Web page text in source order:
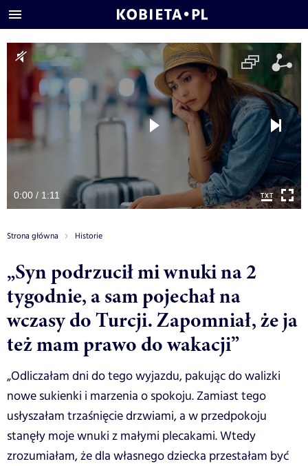
0:00 / 1:11
Strona główna Historie
„Syn podrzucił mi wnuki na 2
tygodnie, a sam pojechał na
wczasy do Turcji. Zapomniał, że ja
też mam prawo do wakacji”
„Odliczałam dni do tego wyjazdu, pakując do walizki
nowe sukienki i marzenia o spokoju. Zamiast tego
usłyszałam trzaśnięcie drzwiami, a w przedpokoju
stanęły moje wnuki z małymi plecakami. Wtedy
zrozumiałam, że dla własnego dziecka przestałam być